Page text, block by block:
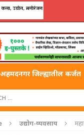
करा|लेखक नोंदणी
अहमदनगर जिल्ह्यातील कर्जत
अहमदपूर – लातूर जिल्ह्यातील
उद्योग-व्यवसाय